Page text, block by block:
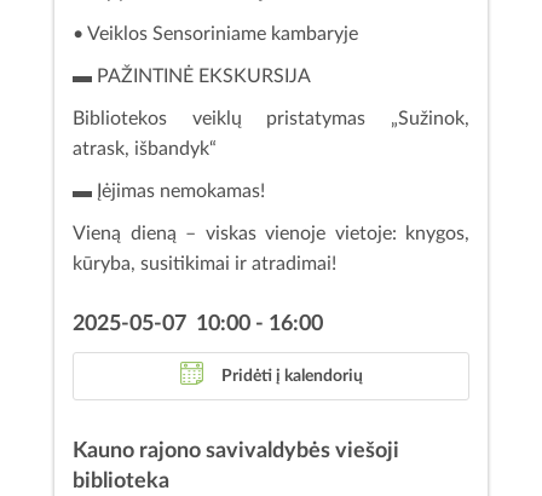
• Veiklos Sensoriniame kambaryje
▬ PAŽINTINĖ EKSKURSIJA
Bibliotekos veiklų pristatymas „Sužinok,
atrask, išbandyk“
▬ Įėjimas nemokamas!
Vieną dieną – viskas vienoje vietoje: knygos,
kūryba, susitikimai ir atradimai!
2025-05-07 10:00 - 16:00
Pridėti į kalendorių
Kauno rajono savivaldybės viešoji
biblioteka